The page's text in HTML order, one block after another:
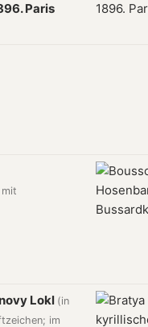
Paris
Lokl (in
im